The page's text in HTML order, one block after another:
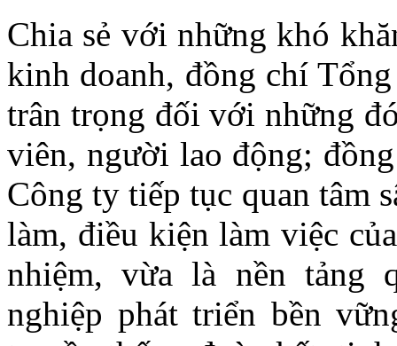
Chia sẻ với những khó
kinh doanh, đồng chí
trân trọng đối với những
viên, người lao động;
Công ty tiếp tục quan tâm
làm, điều kiện làm việc
nhiệm, vừa là nền tảng
nghiệp phát triển bền